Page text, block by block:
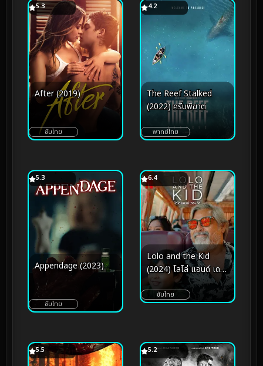
5.3
After (2019)
ซับไทย
4.2
The Reef Stalked
(2022) ครีบพิฆาต
พากย์ไทย
5.3
Appendage (2023)
ซับไทย
6.4
Lolo and the Kid
(2024) โลโล่ แอนด์ เดอะ
คิด
ซับไทย
5.5 5.2